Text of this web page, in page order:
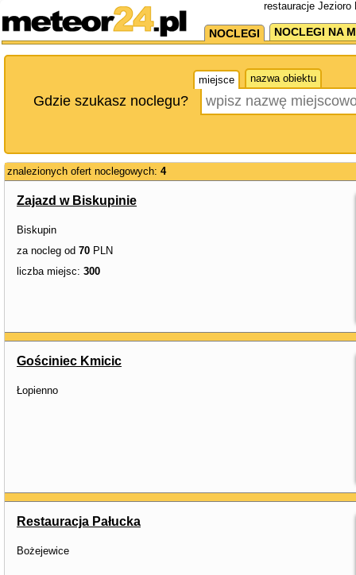
restauracje Jezioro
NOCLEGI NOCLEGI NA
miejsce nazwa obiektu
Gdzie szukasz noclegu?
znalezionych ofert noclegowych: 4
Zajazd w Biskupinie
Biskupin
za nocleg od 70 PLN
liczba miejsc: 300
Gościniec Kmicic
Łopienno
Restauracja Pałucka
Bożejewice